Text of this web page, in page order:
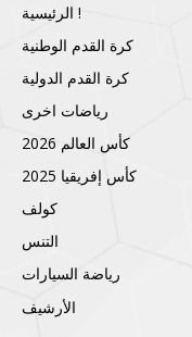
الرئيسية !
كرة القدم الوطنية
كرة القدم الدولية
رياضات اخرى
كأس العالم 2026
كأس إفريقيا 2025
كولف
التنس
رياضة السيارات
الأرشيف